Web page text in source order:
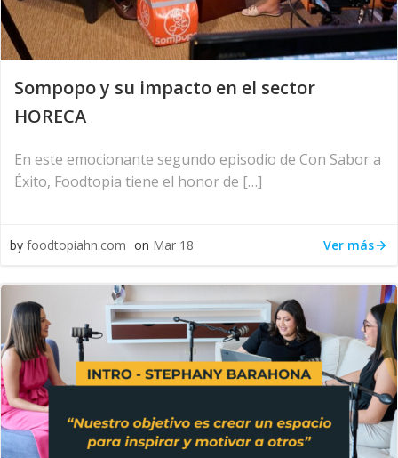
Sompopo y su impacto en el sector
HORECA
En este emocionante segundo episodio de Con Sabor a
Éxito, Foodtopia tiene el honor de […]
by foodtopiahn.com on Mar 18 Ver más